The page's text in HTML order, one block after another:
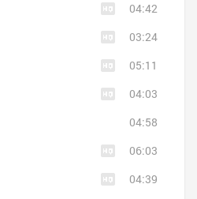
04:42
03:24
05:11
04:03
04:58
06:03
04:39